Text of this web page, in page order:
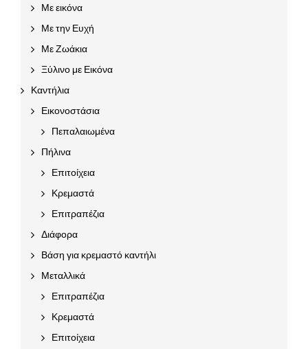
Με εικόνα
Με την Ευχή
Με Ζωάκια
Ξύλινο με Εικόνα
Καντήλια
Εικονοστάσια
Πεπαλαιωμένα
Πήλινα
Επιτοίχεια
Κρεμαστά
Επιτραπέζια
Διάφορα
Βάση για κρεμαστό καντήλι
Μεταλλικά
Επιτραπέζια
Κρεμαστά
Επιτοίχεια